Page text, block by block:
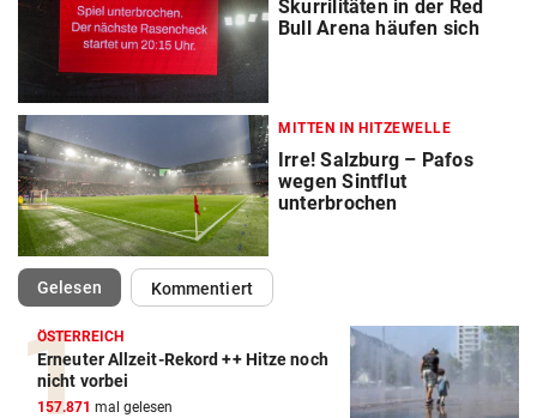
Skurrilitäten in der Red
Bull Arena häufen sich
MITTEN IN HITZEWELLE
Irre! Salzburg – Pafos
wegen Sintflut
unterbrochen
Gelesen(ausgewählt)Kommentiert
ÖSTERREICH
Erneuter Allzeit-Rekord ++ Hitze noch
nicht vorbei
157.871 mal gelesen